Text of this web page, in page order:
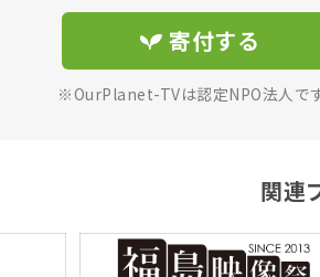
寄付する
※OurPlanet-TVは認定NPO法人で
関連